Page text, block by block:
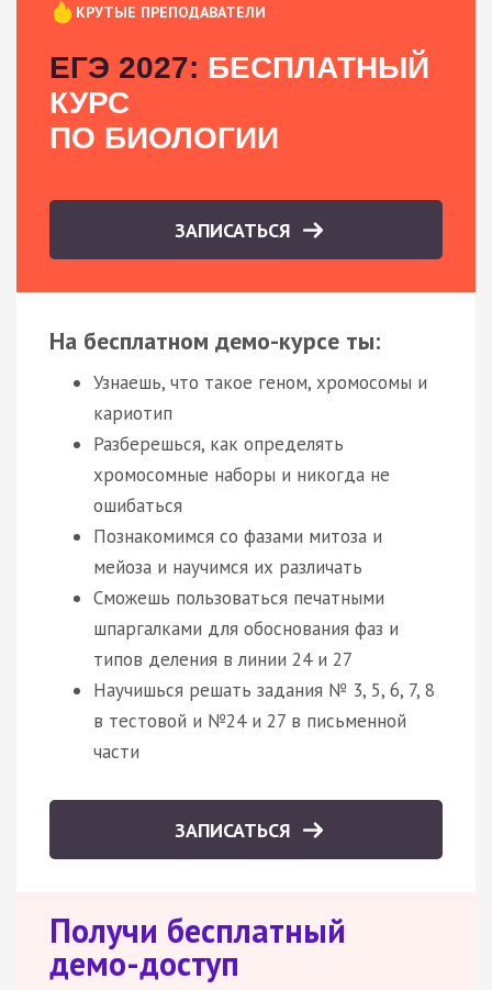
КРУТЫЕ ПРЕПОДАВАТЕЛИ
ЕГЭ 2027: БЕСПЛАТНЫЙ
КУРС
ПО БИОЛОГИИ
ЗАПИСАТЬСЯ
На бесплатном демо-курсе ты:
Узнаешь, что такое геном, хромосомы и
кариотип
Разберешься, как определять
хромосомные наборы и никогда не
ошибаться
Познакомимся со фазами митоза и
мейоза и научимся их различать
Сможешь пользоваться печатными
шпаргалками для обоснования фаз и
типов деления в линии 24 и 27
Научишься решать задания № 3, 5, 6, 7, 8
в тестовой и №24 и 27 в письменной
части
ЗАПИСАТЬСЯ
Получи бесплатный
демо-доступ